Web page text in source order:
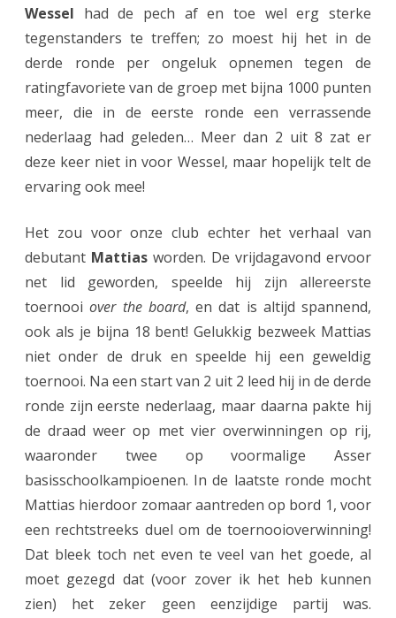
o
e
r
o
0
2
3
g
e
w
l
d
i
Wessel had de pech af en toe wel erg sterke
tegenstanders te treffen; zo moest hij het in de
derde ronde per ongeluk opnemen tegen de
ratingfavoriete van de groep met bijna 1000 punten
meer, die in de eerste ronde een verrassende
nederlaag had geleden… Meer dan 2 uit 8 zat er
deze keer niet in voor Wessel, maar hopelijk telt de
ervaring ook mee!
Het zou voor onze club echter het verhaal van
debutant Mattias worden. De vrijdagavond ervoor
net lid geworden, speelde hij zijn allereerste
toernooiover the board, en dat is altijd spannend,
ook als je bijna 18 bent! Gelukkig bezweek Mattias
niet onder de druk en speelde hij een geweldig
toernooi. Na een start van 2 uit 2 leed hij in de derde
ronde zijn eerste nederlaag, maar daarna pakte hij
de draad weer op met vier overwinningen op rij,
waaronder twee op voormalige Asser
basisschoolkampioenen. In de laatste ronde mocht
Mattias hierdoor zomaar aantreden op bord 1, voor
een rechtstreeks duel om de toernooioverwinning!
Dat bleek toch net even te veel van het goede, al
moet gezegd dat (voor zover ik het heb kunnen
zien) het zeker geen eenzijdige partij was.